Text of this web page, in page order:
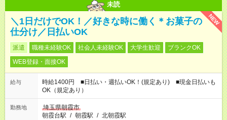
未読
NEW
＼1日だけでOK！／好きな時に働く＊お菓子の
仕分け／日払いOK
派遣 職種未経験OK 社会人未経験OK 大学生歓迎
ブランクOK
WEB登録・面接OK
給与
時給1400円 ■日払い・週払いOK！(規定あり) ■現金日払いも
OK（規定あり）
勤務地
埼玉県朝霞市
朝霞台駅 / 朝霞駅 / 北朝霞駅